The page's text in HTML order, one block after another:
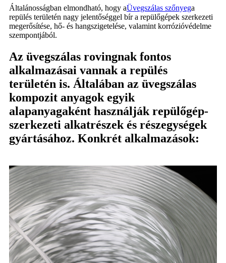
Általánosságban elmondható, hogy aÜvegszálas szőnyega
repülés területén nagy jelentőséggel bír a repülőgépek szerkezeti
megerősítése, hő- és hangszigetelése, valamint korrózióvédelme
szempontjából.
Az üvegszálas rovingnak fontos
alkalmazásai vannak a repülés
területén is. Általában az üvegszálas
kompozit anyagok egyik
alapanyagaként használják repülőgép-
szerkezeti alkatrészek és részegységek
gyártásához. Konkrét alkalmazások: